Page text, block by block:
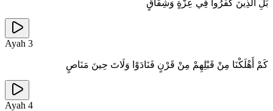
بَلِ الَّذِينَ كَفَرُوا فِي عِزَّةٍ وَشِقَاقٍ
Ayah 3
كَمْ أَهْلَكْنَا مِنْ قَبْلِهِمْ مِنْ قَرْنٍ فَنَادَوْا وَلَاتَ حِينَ مَنَاصٍ
Ayah 4